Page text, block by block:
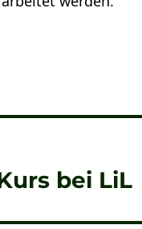
bei LiL